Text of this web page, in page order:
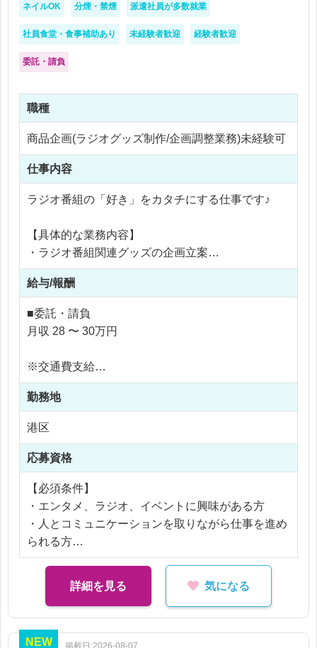
ネイルOK 分煙・禁煙 派遣社員が多数就業
社員食堂・食事補助あり 未経験者歓迎 経験者歓迎
委託・請負
職種
商品企画(ラジオグッズ制作/企画調整業務)未経験可
仕事内容
ラジオ番組の「好き」をカタチにする仕事です♪
【具体的な業務内容】
・ラジオ番組関連グッズの企画立案
・出演者・スタッフとの打ち合わせ
・制作会社への発注、進行管理
・イベント会場でのグッズ販売運営
・通販サイトでの販売管理
【具体的なグッズ事例】
・番組ロゴや出演者をモチーフにしたTシャツ／パ
ーカー制作
・アクリルスタンドやラバーキーホルダーなどの定
番グッズ企画
・イベント限定のステッカーセット・ポストカード
制作
・卓上カレンダーやマグカップなど日常使いできる
グッズ
・番組コラボのトートバッグ、クッション、タオル
・音声付きアクリルスタンドなど、コンテンツ性の
高いグッズ企画
・ライブ・公開収録イベントに合わせた限定グッズ
給与/報酬
■委託・請負
月収 28 〜 30万円
※交通費支給
※残業なし
勤務地
港区
応募資格
【必須条件】
・エンタメ、ラジオ、イベントに興味がある方
・人とコミュニケーションを取りながら仕事を進め
られる方
・イベント運営経験
・商品企画、制作進行の経験
・基本的なPC操作ができる方
詳細を見る 気になる
NEW 掲載日:2026-08-07